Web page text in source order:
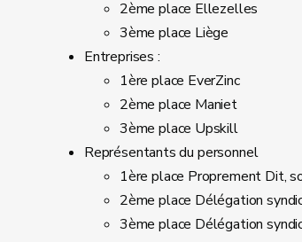
2ème place Ellezelles
3ème place Liège
Entreprises :
1ère place EverZinc
2ème place Maniet
3ème place Upskill
Représentants du personnel
1ère place Proprement Dit,
2ème place Délégation
3ème place Délégation